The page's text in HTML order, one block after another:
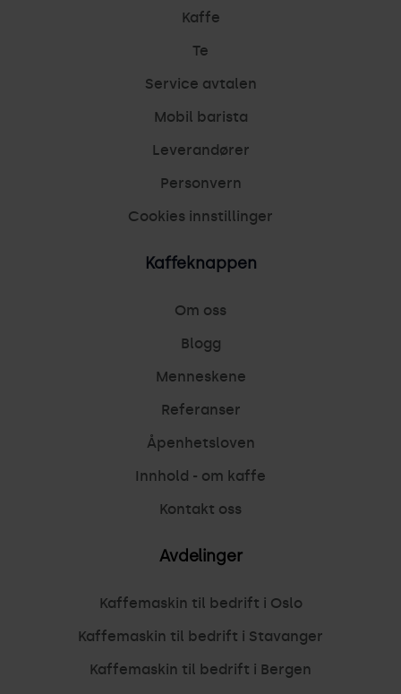
Kaffe
Te
Service avtalen
Mobil barista
Leverandører
Personvern
Cookies innstillinger
Kaffeknappen
Om oss
Blogg
Menneskene
Referanser
Åpenhetsloven
Innhold - om kaffe
Kontakt oss
Avdelinger
Kaffemaskin til bedrift i Oslo
Kaffemaskin til bedrift i Stavanger
Kaffemaskin til bedrift i Bergen